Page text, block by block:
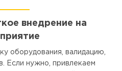
внедрение на
оборудования, валидацию,
Если нужно, привлекаем